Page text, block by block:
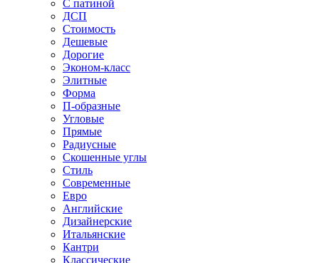
С патиной
ДСП
Стоимость
Дешевые
Дорогие
Эконом-класс
Элитные
Форма
П-образные
Угловые
Прямые
Радиусные
Скошенные углы
Стиль
Современные
Евро
Английские
Дизайнерские
Итальянские
Кантри
Классические